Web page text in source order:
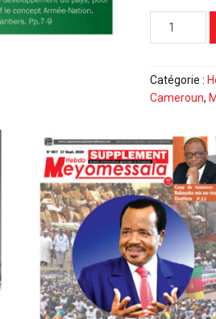
quantité
Hebdo
du
2020
Catégorie :
Cameroun,